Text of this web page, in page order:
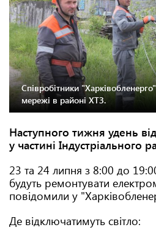
Співробітники
мережі в районі ХТЗ.
Наступного тижня удень
у частині Індустріального
23 та 24 липня з 8:00 до
будуть ремонтувати
повідомили у
Де відключатимуть світло: